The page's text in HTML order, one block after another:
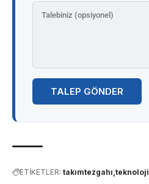
TALEP GÖNDER
ETİKETLER: takımtezgahı teknoloji